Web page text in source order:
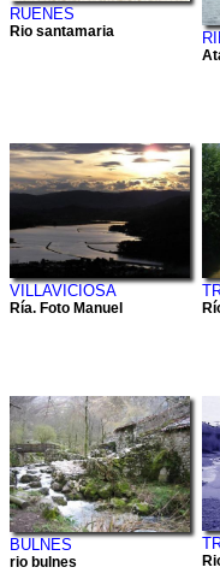
RUENES
Rio santamaria
VILLAVICIOSA
Ría. Foto Manuel
BULNES
rio bulnes